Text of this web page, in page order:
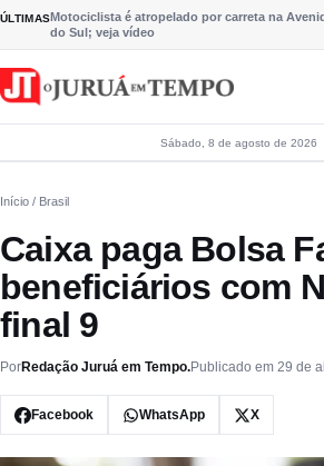
Pular para o conteúdo
ÚLTIMASMotociclista é atropelado por carreta na
do Sul; veja vídeo
Sábado, 8 de agosto de 2026
Início / Brasil
Caixa paga Bolsa
beneficiários com
final 9
PorRedação Juruá em Tempo.Publicado em 29 de
Facebook WhatsApp X